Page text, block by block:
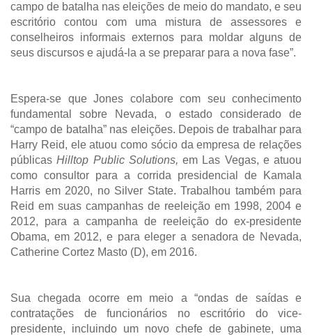
campo de batalha nas eleições de meio do mandato, e seu
escritório contou com uma mistura de assessores e
conselheiros informais externos para moldar alguns de
seus discursos e ajudá-la a se preparar para a nova fase”.
Espera-se que Jones colabore com seu conhecimento
fundamental sobre Nevada, o estado considerado de
“campo de batalha” nas eleições. Depois de trabalhar para
Harry Reid, ele atuou como sócio da empresa de relações
públicasHilltop Public Solutions, em Las Vegas, e atuou
como consultor para a corrida presidencial de Kamala
Harris em 2020, no Silver State. Trabalhou também para
Reid em suas campanhas de reeleição em 1998, 2004 e
2012, para a campanha de reeleição do ex-presidente
Obama, em 2012, e para eleger a senadora de Nevada,
Catherine Cortez Masto (D), em 2016.
Sua chegada ocorre em meio a “ondas de saídas e
contratações de funcionários no escritório do vice-
presidente, incluindo um novo chefe de gabinete, uma